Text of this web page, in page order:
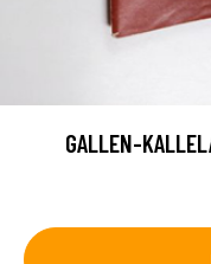
GALLEN-